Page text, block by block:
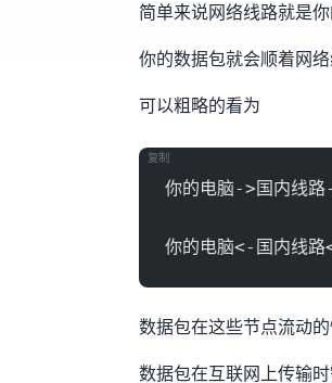
简单来说,网络线路就是你
你的数据包就会顺着网
可以粗略的看为
你的电脑->国内线
你的电脑<-国内线
复制
数据包在这些节点流动
数据包在互联网上传输